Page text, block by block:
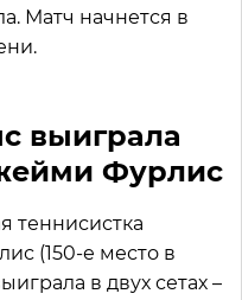
Матч начнется в
выиграла
Фурлис
теннисистка
(150-е место в
в двух сетах –